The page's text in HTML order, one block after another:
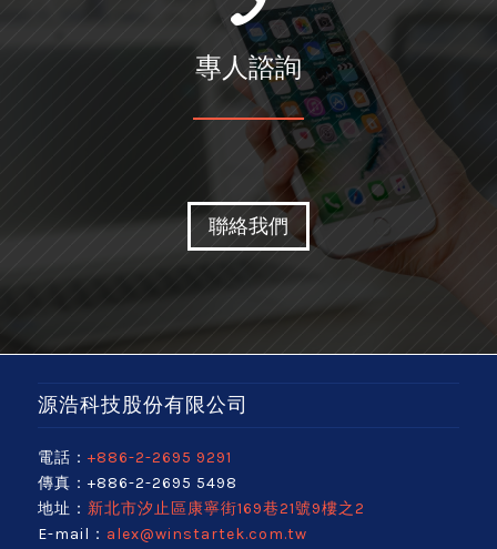
專人諮詢
聯絡我們
源浩科技股份有限公司
電話： +886-2-2695 9291
傳真：+886-2-2695 5498
地址： 新北市汐止區康寧街169巷21號9樓之2
E-mail： alex@winstartek.com.tw